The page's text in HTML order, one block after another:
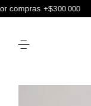
+$300.000